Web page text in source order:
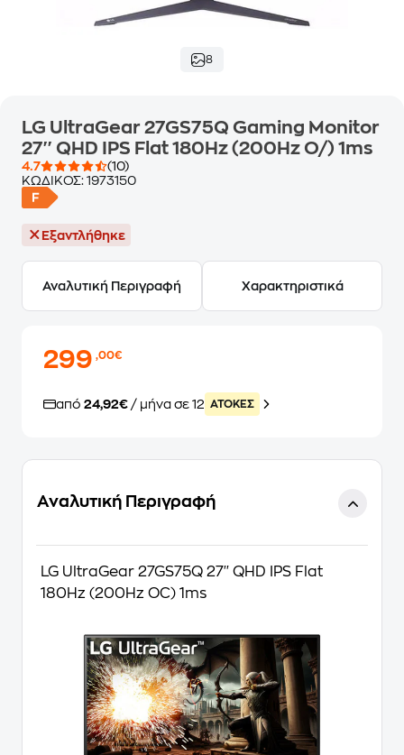
8
LG UltraGear 27GS75Q Gaming Monitor
27'' QHD IPS Flat 180Hz (200Hz O/) 1ms
4.7
(10)
ΚΩΔΙΚΟΣ: 1973150
Εξαντλήθηκε
Αναλυτική Περιγραφή Χαρακτηριστικά
299,00€
από 24,92€ / μήνα σε 12 ATOKEΣ
Αναλυτική Περιγραφή
LG UltraGear 27GS75Q 27'' QHD IPS Flat
180Hz (200Hz OC) 1ms